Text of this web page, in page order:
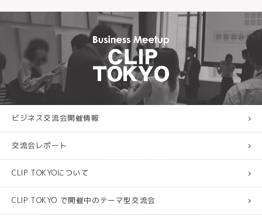
ビジネス交流会開催情報
交流会レポート
CLIP TOKYOについて
CLIP TOKYO で開催中のテーマ型交流会